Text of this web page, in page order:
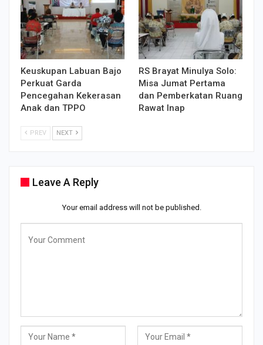
Keuskupan Labuan Bajo
Perkuat Garda
Pencegahan Kekerasan
Anak dan TPPO
RS Brayat Minulya Solo:
Misa Jumat Pertama
dan Pemberkatan Ruang
Rawat Inap
PREV NEXT
Leave A Reply
Your email address will not be published.